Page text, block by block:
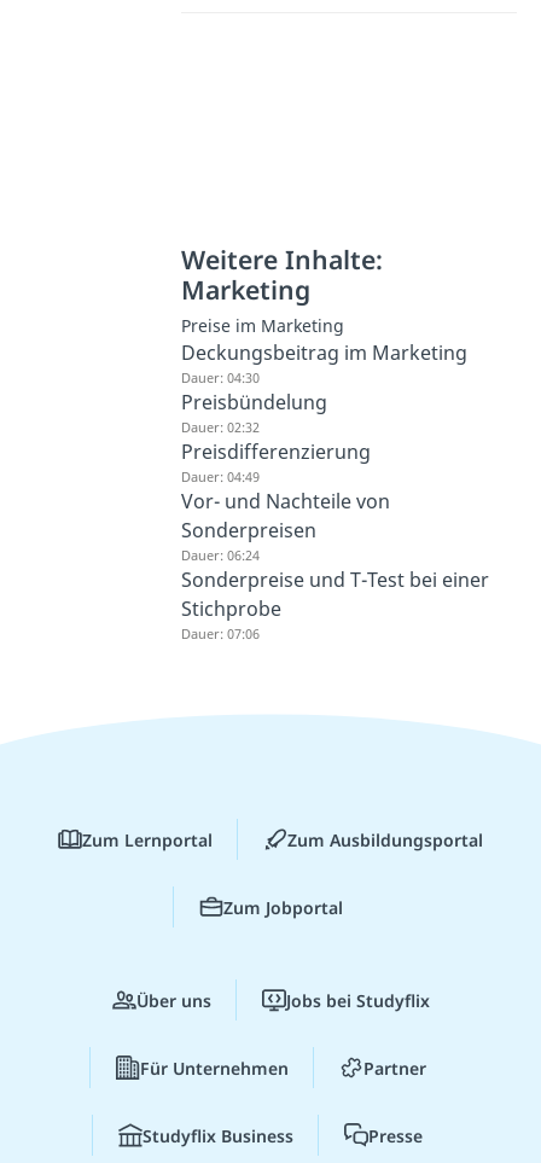
Weitere Inhalte:
Marketing
Preise im Marketing
Deckungsbeitrag im Marketing
Dauer: 04:30
Preisbündelung
Dauer: 02:32
Preisdifferenzierung
Dauer: 04:49
Vor- und Nachteile von
Sonderpreisen
Dauer: 06:24
Sonderpreise und T-Test bei einer
Stichprobe
Dauer: 07:06
Zum Lernportal Zum Ausbildungsportal
Zum Jobportal
Über uns Jobs bei Studyflix
Für Unternehmen Partner
Studyflix Business Presse